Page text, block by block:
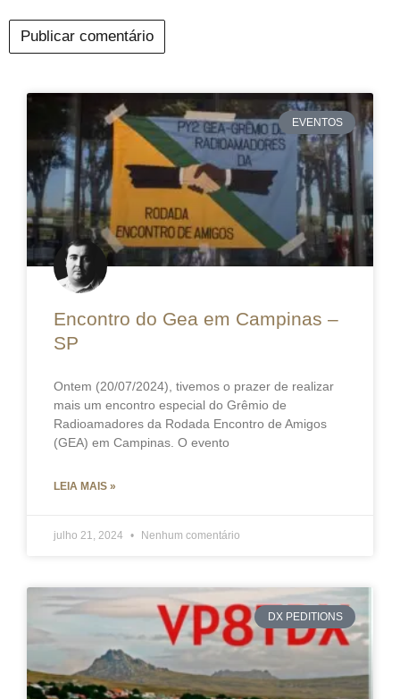
EVENTOS
Encontro do Gea em Campinas –
SP
Ontem (20/07/2024), tivemos o prazer de realizar
mais um encontro especial do Grêmio de
Radioamadores da Rodada Encontro de Amigos
(GEA) em Campinas. O evento
LEIA MAIS »
julho 21, 2024 Nenhum comentário
DX PEDITIONS